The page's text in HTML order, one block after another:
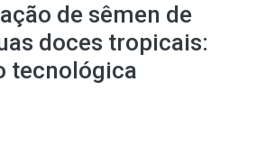
de sêmen de
doces tropicais:
tecnológica